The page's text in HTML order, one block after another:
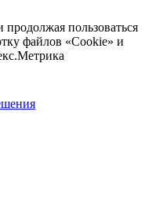
пользоваться
файлов «Cookie» и